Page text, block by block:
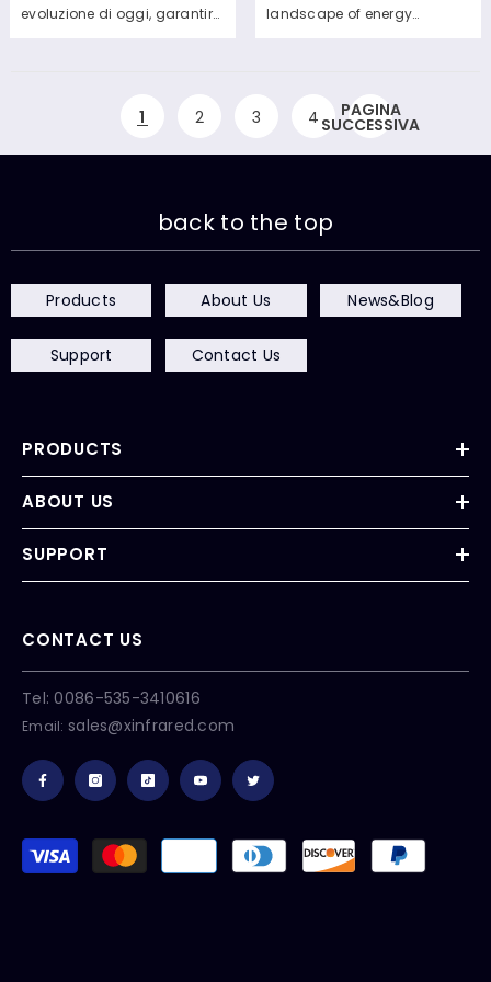
evoluzione di oggi, garantire
commerciali o industriali, i
situazioni pericolose per la
vita. Un aspetto cruciale per
circuito è la valutazione...
landscape of energy
challenges into
industries is the Thermal
Imager. Understanding
Technology Thermal
the infrared radiation
1 2 3 4 PAGINA
SUCCESSIVA
back to the top
Products About Us News&Blog
Support Contact Us
PRODUCTS
ABOUT US
SUPPORT
CONTACT US
Tel: 0086-535-3410616
Email: sales@xinfrared.com
Metodi
di